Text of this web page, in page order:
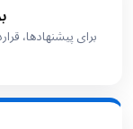
برای پیشنهادها،